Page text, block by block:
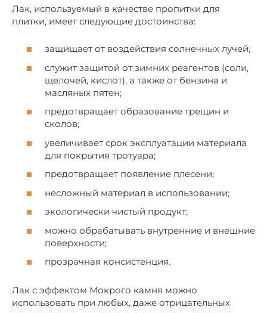
Лак, используемый в качестве пропитки для
плитки, имеет следующие достоинства:
защищает от воздействия солнечных лучей;
служит защитой от зимних реагентов (соли,
щелочей, кислот), а также от бензина и
масляных пятен;
предотвращает образование трещин и
сколов;
увеличивает срок эксплуатации материала
для покрытия тротуара;
предотвращает появление плесени;
несложный материал в использовании;
экологически чистый продукт;
можно обрабатывать внутренние и внешние
поверхности;
прозрачная консистенция.
Лак с эффектом Мокрого камня можно
использовать при любых, даже отрицательных